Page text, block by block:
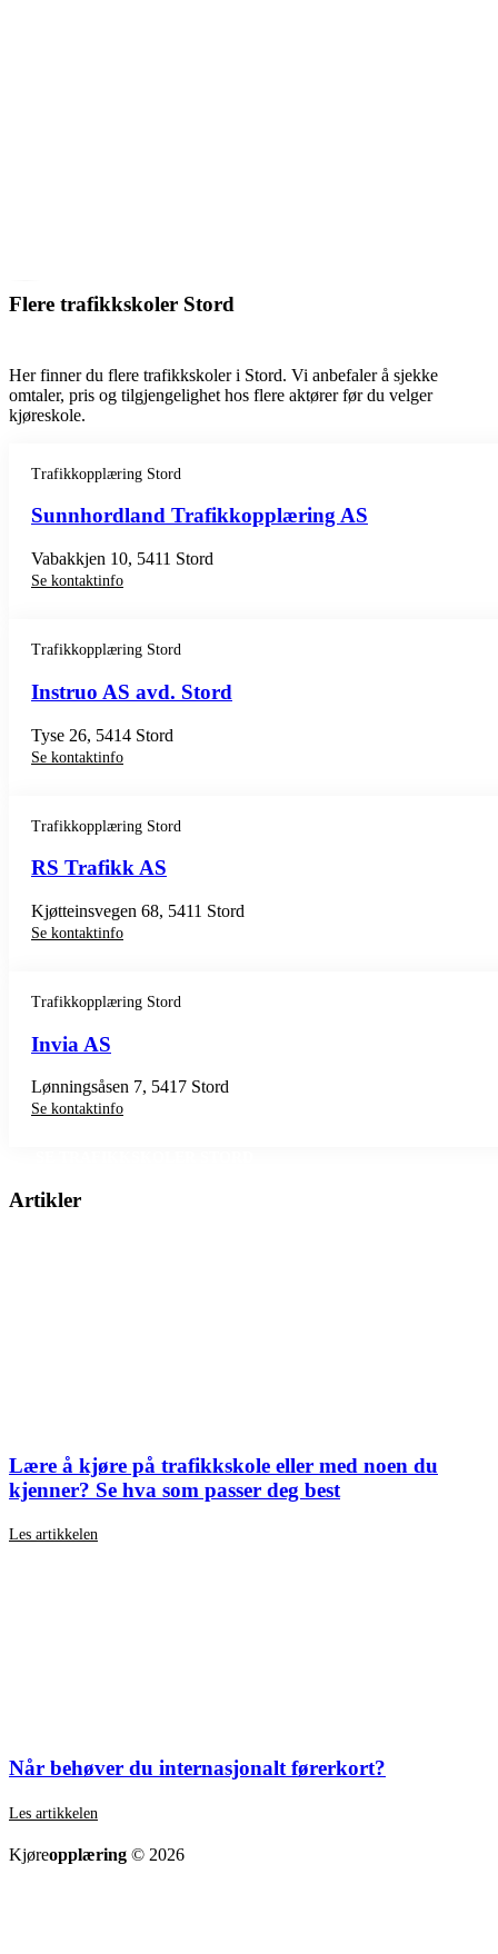
Flere trafikkskoler Stord
Her finner du flere trafikkskoler i Stord. Vi anbefaler å sjekke
omtaler, pris og tilgjengelighet hos flere aktører før du velger
kjøreskole.
Trafikkopplæring Stord
Sunnhordland Trafikkopplæring AS
Vabakkjen 10, 5411 Stord
Se kontaktinfo
Trafikkopplæring Stord
Instruo AS avd. Stord
Tyse 26, 5414 Stord
Se kontaktinfo
Trafikkopplæring Stord
RS Trafikk AS
Kjøtteinsvegen 68, 5411 Stord
Se kontaktinfo
Trafikkopplæring Stord
Invia AS
Lønningsåsen 7, 5417 Stord
Se kontaktinfo
Artikler
Lære å kjøre på trafikkskole eller med noen du
kjenner? Se hva som passer deg best
Les artikkelen
Når behøver du internasjonalt førerkort?
Les artikkelen
Kjøreopplæring © 2026